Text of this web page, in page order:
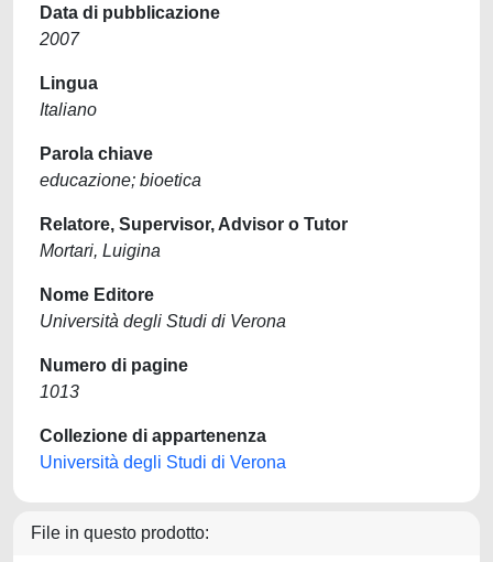
Data di pubblicazione
2007
Lingua
Italiano
Parola chiave
educazione; bioetica
Relatore, Supervisor, Advisor o Tutor
Mortari, Luigina
Nome Editore
Università degli Studi di Verona
Numero di pagine
1013
Collezione di appartenenza
Università degli Studi di Verona
File in questo prodotto: